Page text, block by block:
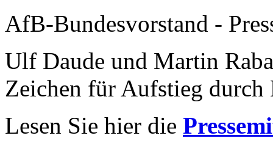
AfB-Bundesvorstand -
Ulf Daude und Martin
Zeichen für Aufstieg durch
Lesen Sie hier die